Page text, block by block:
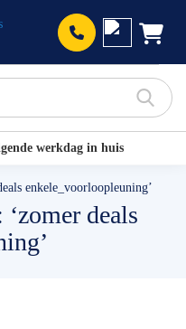
werkdag in huis
Actiepagina
gratis offerte
enkele_voorloopleuning’
deals